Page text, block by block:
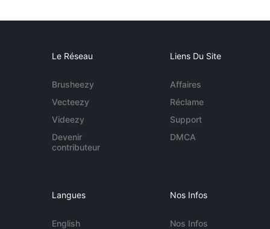
Le Réseau
Brusheezy
Vecteezy
Videezy
Devenir
contributeur
Liens Du Site
Affaires
Réclame
Support
DMCA
Langues
English
Nos Infos
Nos Infos